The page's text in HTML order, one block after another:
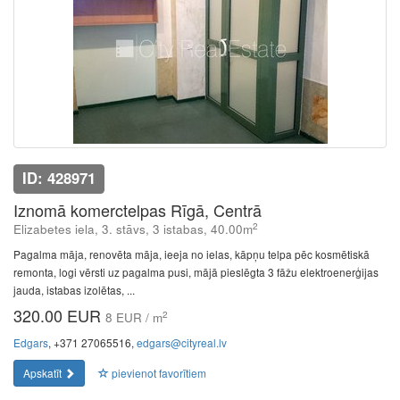
ID: 428971
Iznomā komerctelpas Rīgā, Centrā
Elizabetes iela, 3. stāvs, 3 istabas, 40.00m2
Pagalma māja, renovēta māja, ieeja no ielas, kāpņu telpa pēc kosmētiskā
remonta, logi vērsti uz pagalma pusi, mājā pieslēgta 3 fāžu elektroenerģijas
jauda, istabas izolētas, ...
320.00 EUR 8 EUR / m2
Edgars, +371 27065516, edgars@cityreal.lv
Apskatīt
pievienot favorītiem